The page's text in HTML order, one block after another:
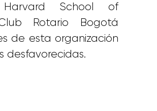
School of
Rotario Bogotá
de esta organización
desfavorecidas.